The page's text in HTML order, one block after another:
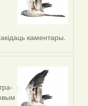
каментары.